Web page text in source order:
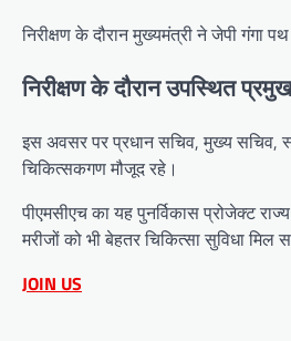
निरीक्षण के दौरान मुख्यमंत्री ने जेपी गंगा
निरीक्षण के दौरान उपस्थित
इस अवसर पर प्रधान सचिव, मुख्य सचिव,
चिकित्सकगण मौजूद रहे।
पीएमसीएच का यह पुनर्विकास प्रोजेक्ट
मरीजों को भी बेहतर चिकित्सा सुविधा मिल
JOIN US